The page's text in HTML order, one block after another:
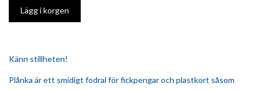
Känn stillheten!
Plånka är ett smidigt fodral för fickpengar och plastkort såsom